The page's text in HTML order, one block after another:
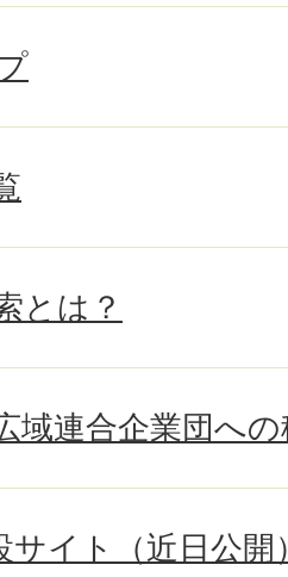
とは？
域連合企業団へ
サイト（近日公開